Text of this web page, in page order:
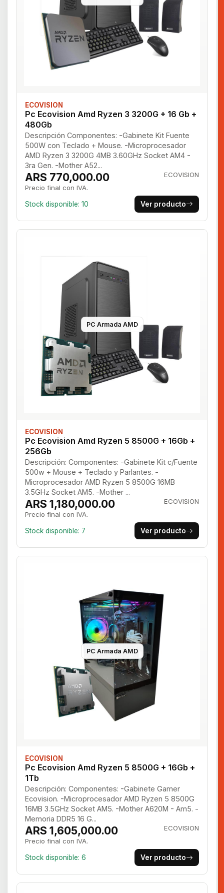
ECOVISION
Pc Ecovision Amd Ryzen 3 3200G + 16 Gb +
480Gb
Descripción Componentes: -Gabinete Kit Fuente
500W con Teclado + Mouse. -Microprocesador
AMD Ryzen 3 3200G 4MB 3.60GHz Socket AM4 -
3ra Gen. -Mother A52...
ARS 770,000.00
Precio final con IVA.
ECOVISION
Stock disponible: 10 Ver producto
PC Armada AMD
ECOVISION
Pc Ecovision Amd Ryzen 5 8500G + 16Gb +
256Gb
Descripción: Componentes: -Gabinete Kit c/Fuente
500w + Mouse + Teclado y Parlantes. -
Microprocesador AMD Ryzen 5 8500G 16MB
3.5GHz Socket AM5. -Mother ...
ARS 1,180,000.00
Precio final con IVA.
ECOVISION
Stock disponible: 7 Ver producto
PC Armada AMD
ECOVISION
Pc Ecovision Amd Ryzen 5 8500G + 16Gb +
1Tb
Descripción: Componentes: -Gabinete Gamer
Ecovision. -Microprocesador AMD Ryzen 5 8500G
16MB 3.5GHz Socket AM5. -Mother A620M - Am5. -
Memoria DDR5 16 G...
ARS 1,605,000.00
Precio final con IVA.
ECOVISION
Stock disponible: 6 Ver producto